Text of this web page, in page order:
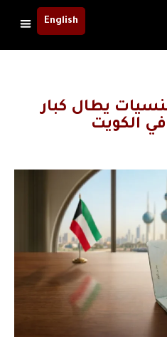
English
يطال كبار
في الكويت